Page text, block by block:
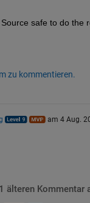
safe to do the
zu kommentieren.
am 4 Aug.
älteren Kommentar